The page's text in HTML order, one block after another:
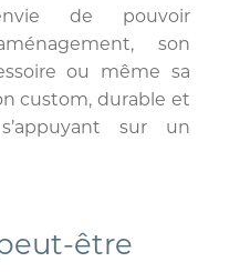
de pouvoir
son
ou même sa
custom, durable et
sur un
être